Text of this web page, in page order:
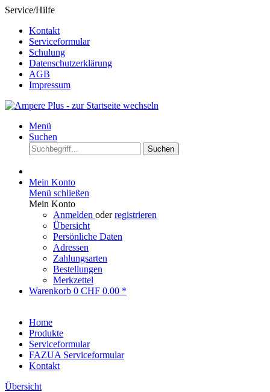
Service/Hilfe
Kontakt
Serviceformular
Schulung
Datenschutzerklärung
AGB
Impressum
Menü
Suchen
Suchen
Mein Konto
Menü schließen
Mein Konto
Anmelden oderregistrieren
Übersicht
Persönliche Daten
Adressen
Zahlungsarten
Bestellungen
Merkzettel
Warenkorb 0 CHF 0.00 *
Home
Produkte
Serviceformular
FAZUA Serviceformular
Kontakt
Übersicht